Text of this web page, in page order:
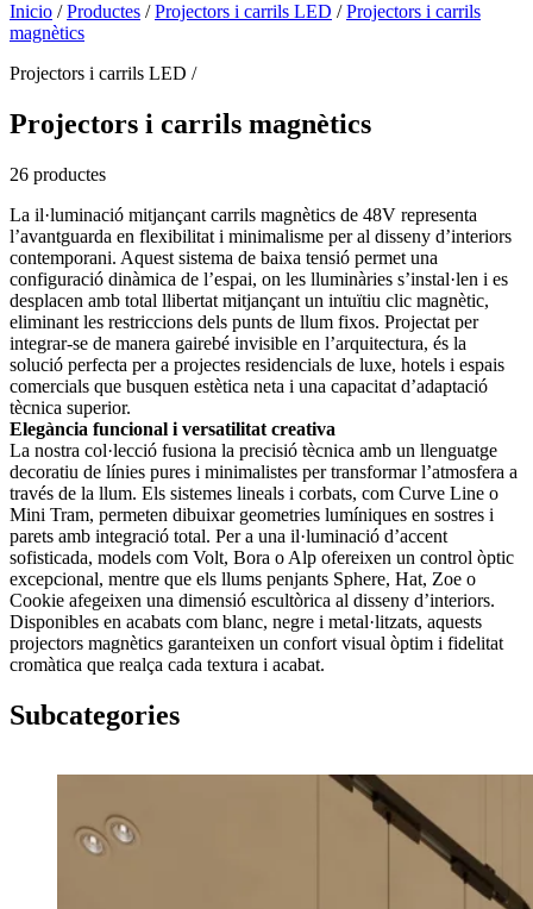
Inicio / Productes / Projectors i carrils LED / Projectors i carrils
magnètics
Projectors i carrils LED /
Projectors i carrils magnètics
26 productes
La il·luminació mitjançant carrils magnètics de 48V representa
l’avantguarda en flexibilitat i minimalisme per al disseny d’interiors
contemporani. Aquest sistema de baixa tensió permet una
configuració dinàmica de l’espai, on les lluminàries s’instal·len i es
desplacen amb total llibertat mitjançant un intuïtiu clic magnètic,
eliminant les restriccions dels punts de llum fixos. Projectat per
integrar-se de manera gairebé invisible en l’arquitectura, és la
solució perfecta per a projectes residencials de luxe, hotels i espais
comercials que busquen estètica neta i una capacitat d’adaptació
tècnica superior.
Elegància funcional i versatilitat creativa
La nostra col·lecció fusiona la precisió tècnica amb un llenguatge
decoratiu de línies pures i minimalistes per transformar l’atmosfera a
través de la llum. Els sistemes lineals i corbats, com Curve Line o
Mini Tram, permeten dibuixar geometries lumíniques en sostres i
parets amb integració total. Per a una il·luminació d’accent
sofisticada, models com Volt, Bora o Alp ofereixen un control òptic
excepcional, mentre que els llums penjants Sphere, Hat, Zoe o
Cookie afegeixen una dimensió escultòrica al disseny d’interiors.
Disponibles en acabats com blanc, negre i metal·litzats, aquests
projectors magnètics garanteixen un confort visual òptim i fidelitat
cromàtica que realça cada textura i acabat.
Subcategories